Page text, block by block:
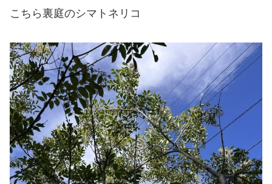
こちら裏庭のシマトネリコ